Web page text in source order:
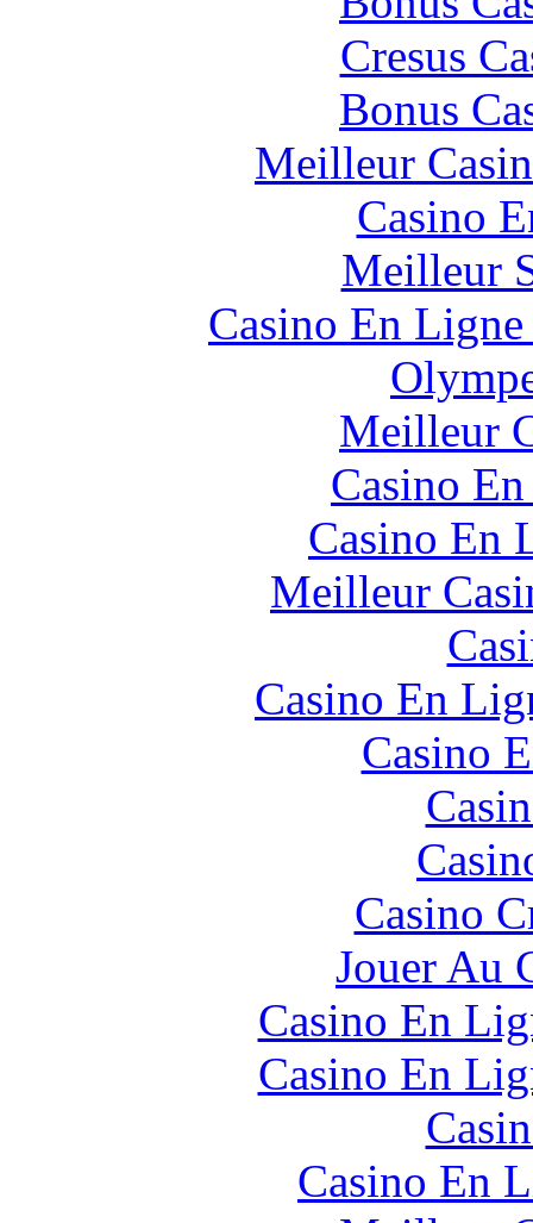
Cresus
Bonus
Meilleur
Casino
Meilleur
Casino En
Meilleur
Casino
Casino En
Meilleur
Casino En
Casino
Casino
Jouer Au
Casino En
Casino En
Casino En